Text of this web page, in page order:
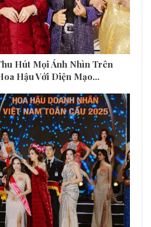
Hút Mọi Ánh Nhìn Trên
Hậu Với Diện Mạo…